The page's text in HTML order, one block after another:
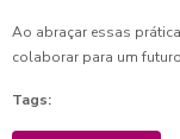
Ao abraçar essas
colaborar para um
Tags: